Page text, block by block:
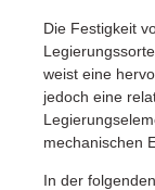
Die Festigkeit
weist eine
jedoch eine
mechanischen
In der